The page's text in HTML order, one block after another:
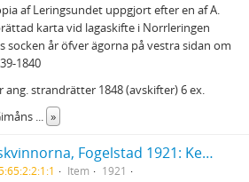
af Leringsundet uppgjort efter en af A.
karta vid lagaskifte i Norrleringen
socken år öfver ägorna på vestra sidan om
1840
ang. strandrätter 1848 (avskifter) 6 ex.
... »
Riksdagskvinnorna, Fogelstad 1921: Kerstin Hesselgren och Elisabeth Tamm
Item
1921